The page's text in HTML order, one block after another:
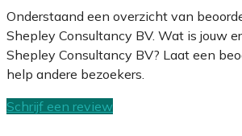
Onderstaand een overzicht van
Shepley Consultancy BV. Wat is jouw
Shepley Consultancy BV? Laat een
help andere bezoekers.
Schrijf een review